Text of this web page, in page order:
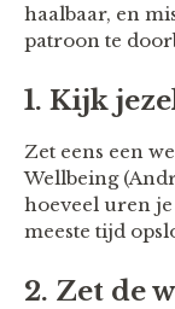
haalbaar, en
patroon te
1. Kijk
Zet eens een
Wellbeing
hoeveel uren
meeste tijd
2. Zet de